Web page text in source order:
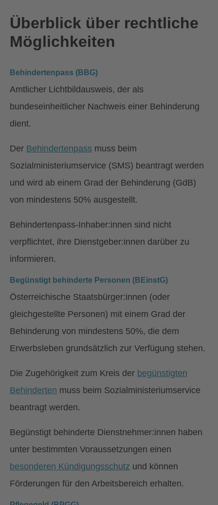
Überblick über rechtliche
Möglichkeiten
Behindertenpass (BBG)
Amtlicher Lichtbildausweis, der als
bundeseinheitlicher Nachweis einer Behinderung
dient.
Der Behindertenpass muss beim
Sozialministeriumservice (SMS) beantragt werden
und wird ab einem Grad der Behinderung (GdB)
von mindestens 50% ausgestellt.
Behindertenpass-Inhaber:innen sind nicht
verpflichtet, ihre Dienstgeber:innen darüber zu
informieren.
Begünstigt behinderte Personen (BEinstG)
Österreichische Staatsbürger:innen (oder
gleichgestellte Personen) mit einem Grad der
Behinderung von mindestens 50%, die dem
Erwerbsleben grundsätzlich zur Verfügung stehen.
Die Zugehörigkeit zum Kreis der begünstigten
Behinderten muss beim Sozialministeriumservice
beantragt werden.
Begünstigt behinderte Dienstnehmer:innen haben
unter bestimmten Voraussetzungen einen
besonderen Kündigungsschutz und können
Förderungen für den Arbeitsbereich erhalten.